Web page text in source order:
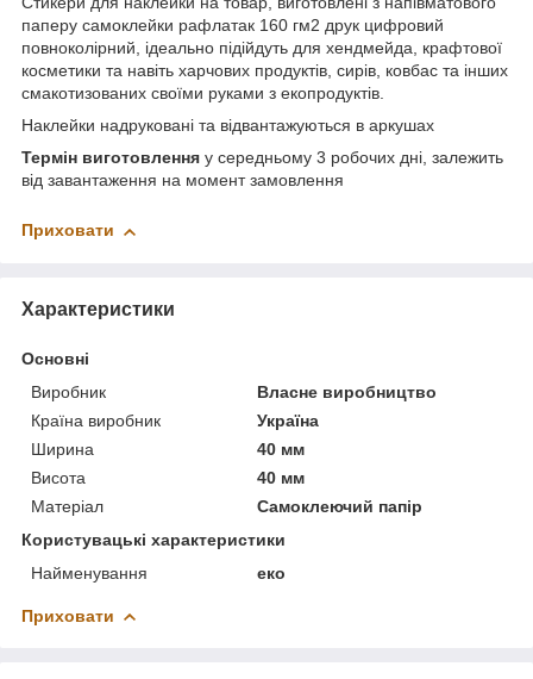
паперу самоклейки рафлатак 160 гм2 друк цифровий
повноколірний, ідеально підійдуть для хендмейда, крафтової
косметики та навіть харчових продуктів, сирів, ковбас та інших
смакотизованих своїми руками з екопродуктів.
Наклейки надруковані та відвантажуються в аркушах
Термін виготовлення у середньому 3 робочих дні, залежить
від завантаження на момент замовлення
Приховати
Характеристики
Основні
Виробник
Власне виробництво
Країна виробник
Україна
Ширина
40 мм
Висота
40 мм
Матеріал
Самоклеючий папір
Користувацькі характеристики
Найменування
еко
Приховати